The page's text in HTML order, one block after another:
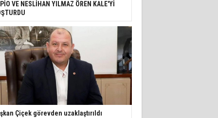
VE NESLİHAN YILMAZ ÖREN KALE'Yİ
Çiçek görevden uzaklaştırıldı